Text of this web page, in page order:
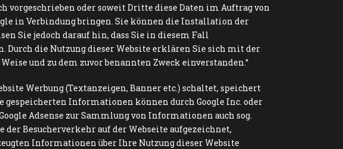
vorgeschrieben oder soweit Dritte diese Daten im Auftrag von
in Verbindung bringen. Sie können die Installation der
Sie jedoch darauf hin, dass Sie in diesem Fall
die Nutzung dieser Website erklären Sie sich mit der
und zu dem zuvor benannten Zweck einverstanden.“
Werbung (Textanzeigen, Banner etc.) schaltet, speichert
gespeicherten Informationen können durch Google Inc. oder
Adsense zur Sammlung von Informationen auch sog.
Besucherverkehr auf der Webseite aufgezeichnet,
Informationen über Ihre Nutzung dieser Website